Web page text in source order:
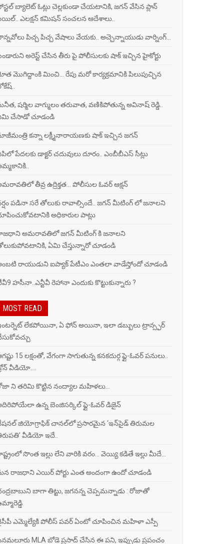
బ్యాలెట్ ఓట్లు చెల్లకుండా చేయటానికి, జగన్ వేసిన ప్లాన్
ఎలక్షన్ కమిషన్ సంచలన ఆదేశాలు..
పిచ్చ పిచ్చ వేషాలు వేయకు.. అచ్చెన్నాయుడు వార్నింగ్...
అరెస్ట్ చేసిన తీరు పై పోలీసులకు షాక్ ఇచ్చిన హైకోర్టు
మొగిద్దాంకి మించి... రేపు మరో కార్యక్రమానికి పిలుపుచ్చిన
షర్మిల వాగ్ములం తరువాత, వణికిపోతున్న అవినాష్ రెడ్డి..
చేసాడో చూడండి
కన్నా లక్ష్మీనారాయణకు షాక్ ఇచ్చిన జగన్
పేదలకు డాక్టర్ చదువులు దూరం.. ఎంబీబీఎస్ సీట్లు
తీవ్ర ఉద్రిక్తత... పోలీసుల ఓవర్ ఆక్షన్
పడినా సరే తోలుకు రావాల్సిందే.. జగన్ మీటింగ్ లో జనాలని
అధికారుల పాట్లు
అమరావతిలో జగన్ మీటింగ్ కి జనాలని
ఏమి చేస్తున్నారో చూడండి
రాయుడుని ఐప్యాక్ పేటీఎం ఎంతలా వాడేస్తోందో చూడండి
హ‌సీనా..ఎన్టీవీ రెహానా ఎందుకు కొట్టుకున్నారు ?
MOST READ
లేకపోయినా, ఏ ఫోన్ అయినా, ఇలా డబ్బులు ట్రాన్స్ఫర్
15 లక్షంతో, వేగంగా సాగుతున్న కనకదుర్గ ఫ్లై-ఓవర్ పనులు..
వీడియో....
ని తరిమి కొట్టిన నంద్యాల మహిళలు...
ఉన్న బెంజిసర్కిల్‌ ఫ్లై-ఓవర్ డిజైన్
జియోగ్రాఫిక్‌ చానల్‌లో ప్రసారమైన ‘ఇన్‌సైడ్‌ తిరుమల
వీడియో ఇదే..
సొంత ఇల్లు లేని వారికి వరం... వెయ్యి కడితే ఇల్లు మీదే...
రాజధాని ఎయిర్ పోర్టు ఎంత అందంగా ఉందో చూడండి
బాగా తిట్టు, జగనన్న చెప్పమన్నాడు : రోజాతో
ఎమ్మెల్యేకి పోలీస్ పవర్ ఏంటో చూపించిన మహిళా ఎస్పీ
MLA బోడె ప్రసాద్ చేసిన ఈ పని, ఇప్పుడు ప్రపంచం